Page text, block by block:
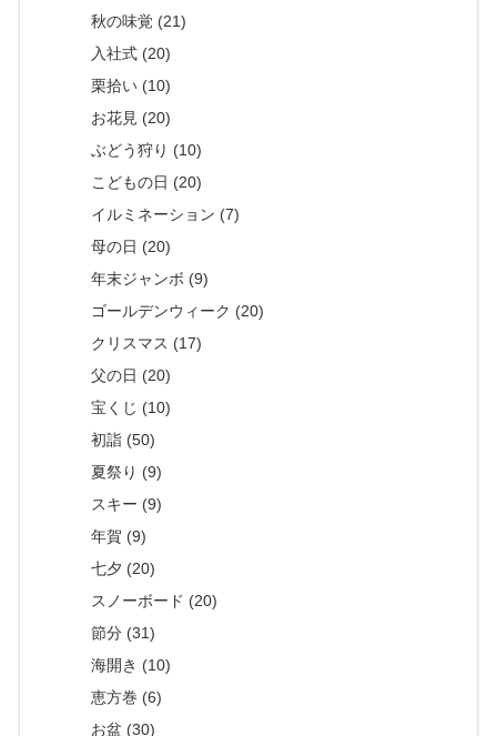
秋の味覚 (21)
入社式 (20)
栗拾い (10)
お花見 (20)
ぶどう狩り (10)
こどもの日 (20)
イルミネーション (7)
母の日 (20)
年末ジャンボ (9)
ゴールデンウィーク (20)
クリスマス (17)
父の日 (20)
宝くじ (10)
初詣 (50)
夏祭り (9)
スキー (9)
年賀 (9)
七夕 (20)
スノーボード (20)
節分 (31)
海開き (10)
恵方巻 (6)
お盆 (30)